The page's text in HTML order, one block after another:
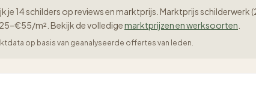
je 14 schilders op reviews en marktprijs. Marktprijs schilderwerk
m². Bekijk de volledigemarktprijzen en werksoorten
op basis van geanalyseerde offertes van leden.